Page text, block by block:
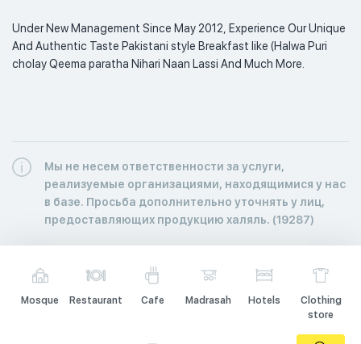
Under New Management Since May 2012, Experience Our Unique
And Authentic Taste Pakistani style Breakfast like (Halwa Puri
cholay Qeema paratha Nihari Naan Lassi And Much More.
Мы не несем ответственности за услуги,
реализуемые организациями, находящимися у нас
в базе. Просьба дополнительно уточнять у лиц,
предоставляющих продукцию халяль. (19287)
Mosque Restaurant Cafe Madrasah Hotels
Clothing
store